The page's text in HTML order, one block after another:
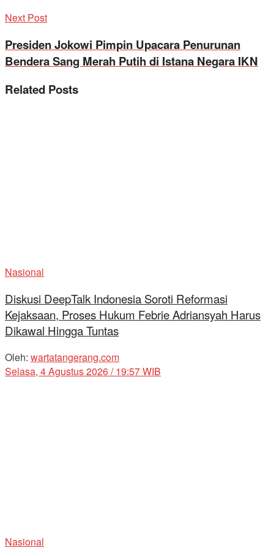
Next Post
Presiden Jokowi Pimpin Upacara Penurunan
Bendera Sang Merah Putih di Istana Negara IKN
Related Posts
Nasional
Diskusi DeepTalk Indonesia Soroti Reformasi
Kejaksaan, Proses Hukum Febrie Adriansyah Harus
Dikawal Hingga Tuntas
Oleh: wartatangerang.com
Selasa, 4 Agustus 2026 / 19:57 WIB
Nasional